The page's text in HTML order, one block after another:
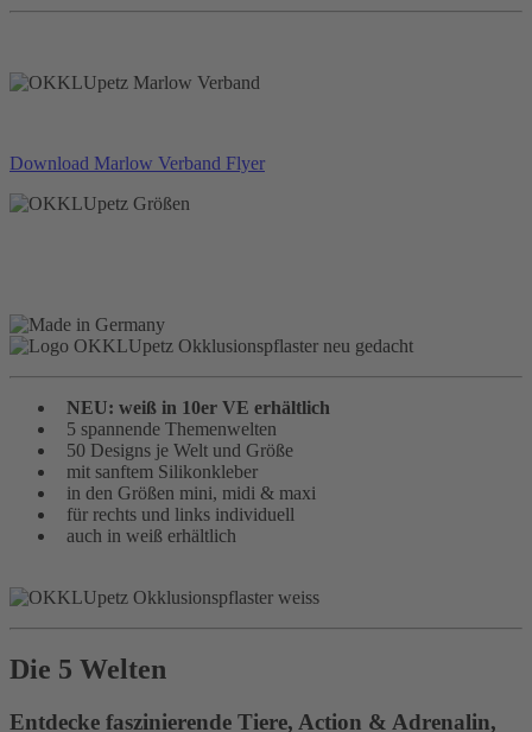
Download Marlow Verband Flyer
NEU: weiß in 10er VE erhältlich
5 spannende Themenwelten
50 Designs je Welt und Größe
mit sanftem Silikonkleber
in den Größen mini, midi & maxi
für rechts und links individuell
auch in weiß erhältlich
Die 5 Welten
Entdecke faszinierende Tiere, Action & Adrenalin,